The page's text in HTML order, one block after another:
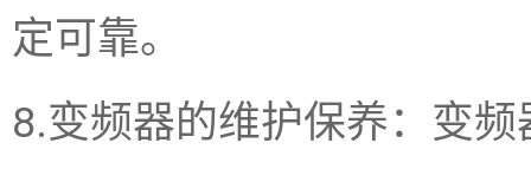
定可靠。
8.变频器的维护保养：变